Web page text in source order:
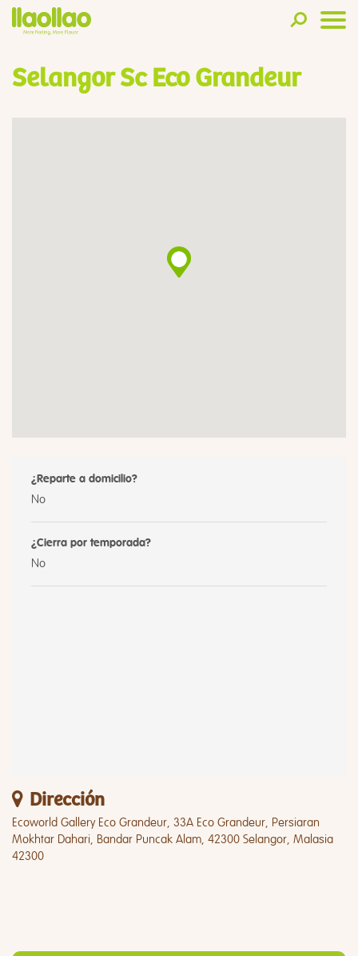
Selangor Sc Eco Grandeur
¿Reparte a domicilio?
No
¿Cierra por temporada?
No
Dirección
Ecoworld Gallery Eco Grandeur, 33A Eco Grandeur, Persiaran
Mokhtar Dahari, Bandar Puncak Alam, 42300 Selangor, Malasia
42300